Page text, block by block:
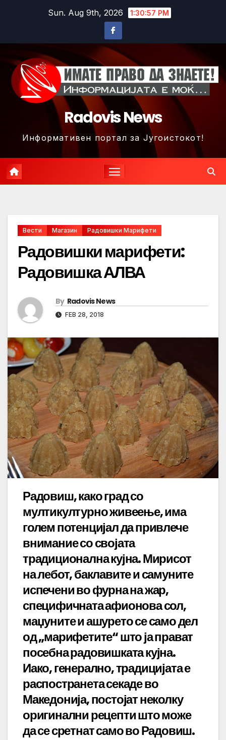
Sun. Aug 9th, 2026 1:31:00 PM
Radovis News
Информативен портал за Југоистокот!
Вести Магазин Радовишки Марифети
Радовишки марифети:
Радовишка АЛВА
By Radovis News
FEB 28, 2018
Радовиш, како град со
мултикултурно живеење, има
голем потенцијал да привлече
внимание со својата
традиционална кујна. Мирисот
на лебот, баклавите и самуните
испечени во фурна на жар,
специфичната афионова сол,
маџуните и ашурето се само дел
од „марифетите“ што ја прават
посебна радовишката кујна.
Иако, генерално, традицијата е
распостранета секаде во
Македонија, постојат неколку
оригинални рецепти што може
да се сретнат само во Радовиш.